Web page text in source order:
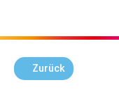
Zurück